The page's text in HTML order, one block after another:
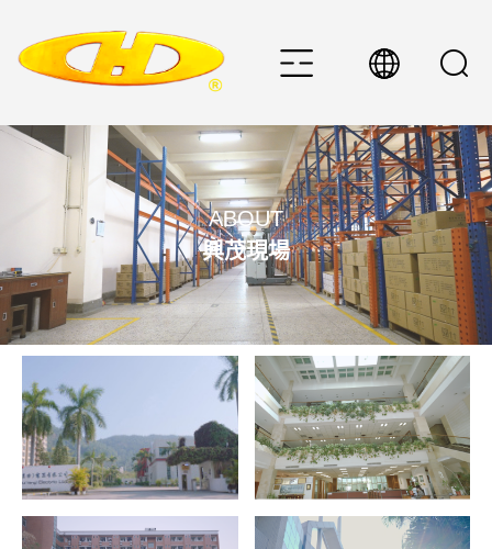
ABOUT
興茂現場